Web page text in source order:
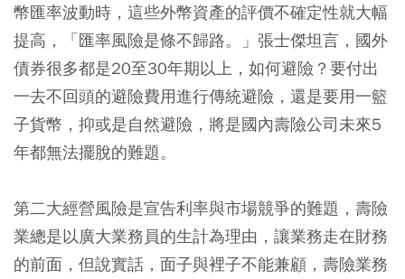
幣匯率波動時，這些外幣資產的評價不確定性就大幅
提高，「匯率風險是條不歸路。」張士傑坦言，國外
債券很多都是20至30年期以上，如何避險？要付出
一去不回頭的避險費用進行傳統避險，還是要用一籃
子貨幣，抑或是自然避險，將是國內壽險公司未來5
年都無法擺脫的難題。
第二大經營風險是宣告利率與市場競爭的難題，壽險
業總是以廣大業務員的生計為理由，讓業務走在財務
的前面，但說實話，面子與裡子不能兼顧，壽險業務